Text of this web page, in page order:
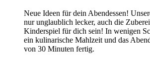
Neue Ideen für dein Abendessen!
nur unglaublich lecker, auch die
Kinderspiel für dich sein! In wenigen
ein kulinarische Mahlzeit und das
von 30 Minuten fertig.